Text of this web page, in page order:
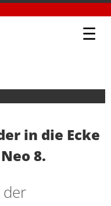
☰
PROJEKTE-DETAIL
Neo 8
in die Ecke
8.
der